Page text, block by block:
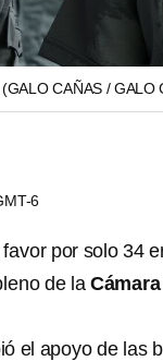
(GALO CAÑAS / GALO
6
por solo 34
de la
el apoyo de las